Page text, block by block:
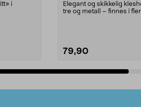
i
Elegant og skikkelig
tre og metall – finnes i
79,90